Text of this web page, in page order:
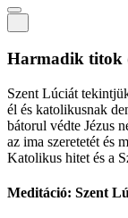
Harmadik titok
Szent Lúciát
él és katolikusnak
bátorul védte Jézus
az ima szeretetét és
Katolikus hitet és a
Meditáció: Szent